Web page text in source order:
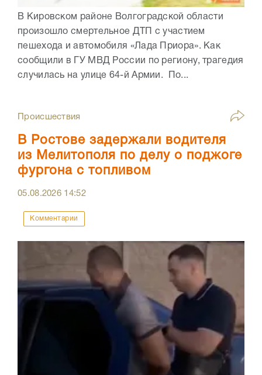
В Кировском районе Волгоградской области
произошло смертельное ДТП с участием
пешехода и автомобиля «Лада Приора». Как
сообщили в ГУ МВД России по региону, трагедия
случилась на улице 64-й Армии. По...
Происшествия
В Ростове задержали водителя
из Мелитополя по делу о поджоге
фургона с топливом
05.08.2026 14:52
Комментарии